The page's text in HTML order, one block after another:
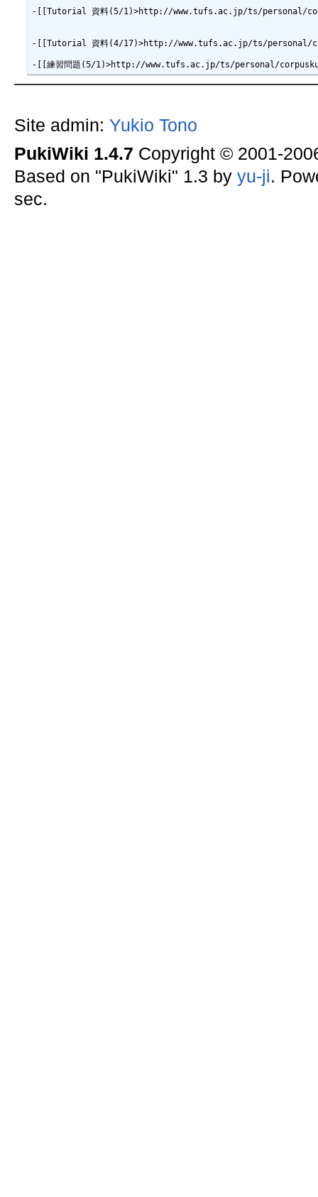
-[[Tutorial 資料(5/1)>http://www.tufs.ac.jp/ts/personal/
-[[Tutorial 資料(4/17)>http://www.tufs.ac.jp/ts/personal/
Site admin: Yukio Tono
PukiWiki 1.4.7 Copyright © 2001-
Based on "PukiWiki" 1.3 by yu-ji.
sec.